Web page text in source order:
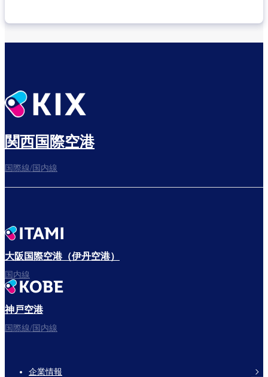
さぁ、出発！
フライトをお楽しみください。
関西国際空港
国際線/国内線
大阪国際空港（伊丹空港）
国内線
神戸空港
国際線/国内線
企業情報